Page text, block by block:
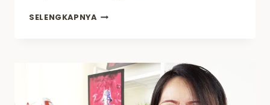
SELENGKAPNYA PROSES
78
–
PROJECT
RX